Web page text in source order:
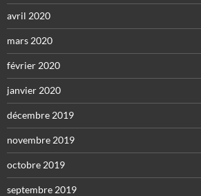
avril 2020
mars 2020
février 2020
janvier 2020
décembre 2019
novembre 2019
octobre 2019
septembre 2019